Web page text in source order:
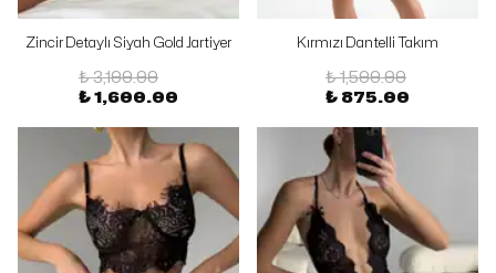
Zincir Detaylı Siyah Gold Jartiyer
₺ 3,100.00
₺ 1,600.00
Kırmızı Dantelli Takım
₺ 1,500.00
₺ 875.00